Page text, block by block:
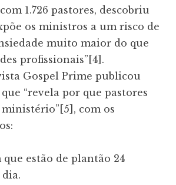
1.726 pastores, descobriu
os ministros a um risco de
muito maior do que
profissionais”[4].
Gospel Prime publicou
“revela por que pastores
com os
que estão de plantão 24